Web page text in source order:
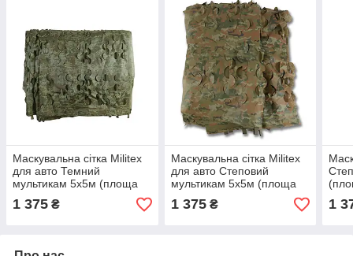
Маскувальна сітка Militex
для авто Темний
мультикам 5х5м (площа
25 кв.м.)
1 375 ₴
Маскувальна сітка Militex
для авто Степовий
мультикам 5х5м (площа
25 кв.м.)
1 375₴ 1